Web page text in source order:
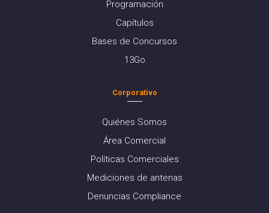
Programación
Capítulos
Bases de Concursos
13Go
Corporativo
Quiénes Somos
Área Comercial
Políticas Comerciales
Mediciones de antenas
Denuncias Compliance